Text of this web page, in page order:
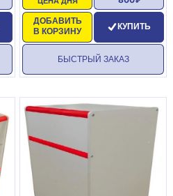
ДОБАВИТЬ
В КОРЗИНУ
КУПИТЬ
БЫСТРЫЙ ЗАКАЗ